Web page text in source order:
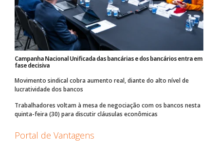
Campanha Nacional Unificada das bancárias e dos bancários entra em
fase decisiva
Movimento sindical cobra aumento real, diante do alto nível de
lucratividade dos bancos
Trabalhadores voltam à mesa de negociação com os bancos nesta
quinta-feira (30) para discutir cláusulas econômicas
Portal de Vantagens